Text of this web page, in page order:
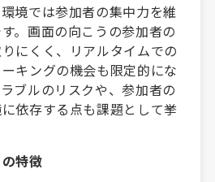
境では参加者の集中力を維
。画面の向こうの参加者の
にくく、リアルタイムでの
キングの機会も限定的にな
ブルのリスクや、参加者の
依存する点も課題として挙
特徴